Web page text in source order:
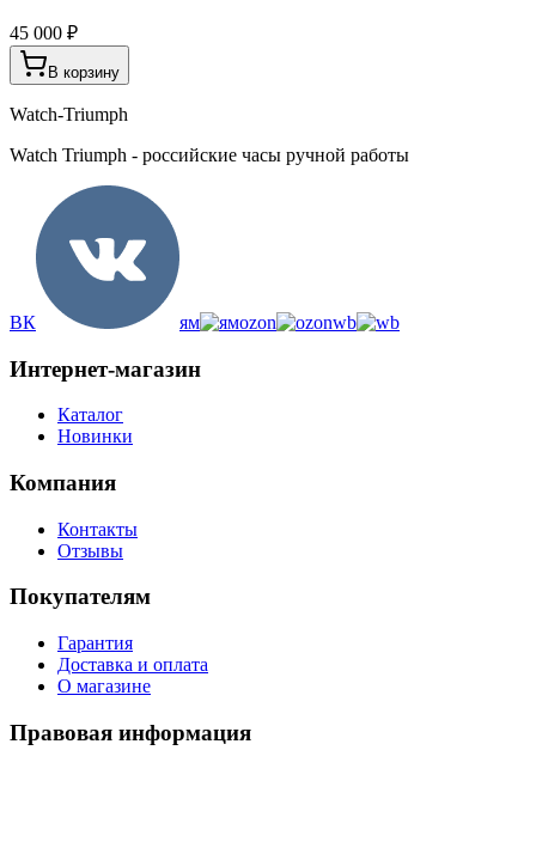
45 000 ₽
В корзину
Watch-Triumph
Watch Triumph - российские часы ручной работы
ВК ям ozon wb
Интернет-магазин
Каталог
Новинки
Компания
Контакты
Отзывы
Покупателям
Гарантия
Доставка и оплата
О магазине
Правовая информация